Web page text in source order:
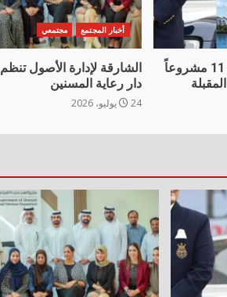
دانوب العقارية تعلن تسليم 11 مشروعاً
أخبار المجتمع مجتمعي
الشارقة لإدارة الأصول
دار رعاية المسنين
24 يوليو، 2026